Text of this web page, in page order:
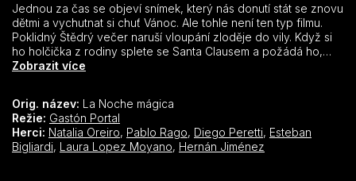
Jednou za čas se objeví snímek, který nás donutí stát se znovu
dětmi a vychutnat si chuť Vánoc. Ale tohle není ten typ filmu.
Poklidný Štědrý večer naruší vloupání zloděje do vily. Když si
ho holčička z rodiny splete se Santa Clausem a požádá ho,
aby jí splnil seznam přání, je nucen vykonat zázrak, který
Zobrazit více
Orig. název: La Noche mágica
Režie: Gastón Portal
Herci: Natalia Oreiro, Pablo Rago, Diego Peretti, Esteban
Bigliardi, Laura Lopez Moyano, Hernán Jiménez